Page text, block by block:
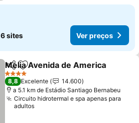
6 sites Ver preços
PartilharAdicionar aos favoritos
Melia Avenida de America
4 Estrelas
8,8 Excelente
14.600
a 5.1 km de Estádio Santiago Bernabeu
Circuito hidrotermal e spa apenas para
adultos